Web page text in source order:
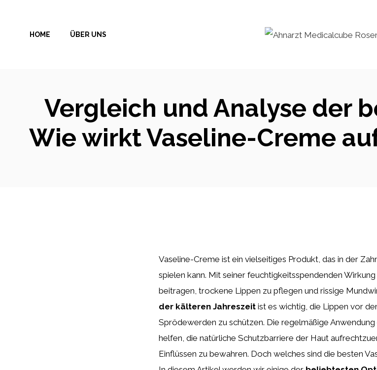
springenHOME ÜBER UNS
Vergleich und Analyse der
Wie wirkt Vaseline-Creme
Vaseline-Creme ist ein vielseitiges Produkt, das in der
spielen kann. Mit seiner feuchtigkeitsspendenden
beitragen, trockene Lippen zu pflegen und rissige
der kälteren Jahreszeit ist es wichtig, die Lippen vor
Sprödewerden zu schützen. Die regelmäßige
helfen, die natürliche Schutzbarriere der Haut
Einflüssen zu bewahren. Doch welches sind die besten